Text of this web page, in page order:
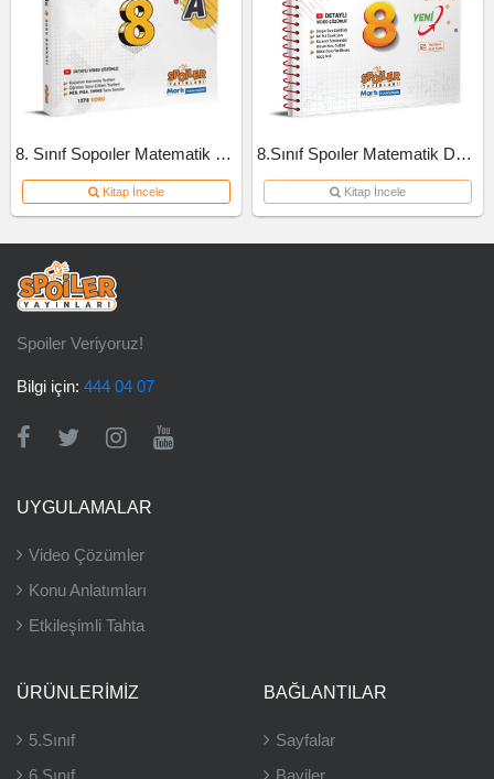
8. Sınıf Sopoıler Matematik Soru Bankası A Kitap 2023
Kitap İncele
8.Sınıf Spoıler Matematik Defteri
Kitap İncele
Spoiler Veriyoruz!
Bilgi için: 444 04 07
UYGULAMALAR
Video Çözümler
Konu Anlatımları
Etkileşimli Tahta
ÜRÜNLERIMIZ
5.Sınıf
6.Sınıf
BAĞLANTILAR
Sayfalar
Bayiler